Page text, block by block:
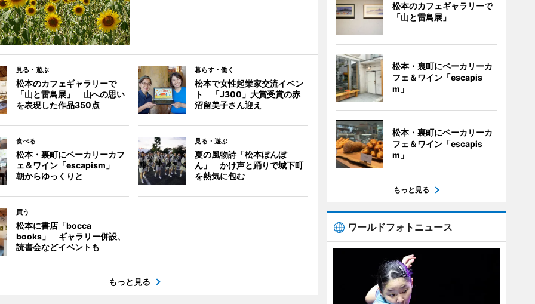
見る・遊ぶ
松本のカフェギャラリーで
「山と雷鳥展」 山への思い
を表現した作品350点
暮らす・働く
松本で女性起業家交流イベン
ト 「J300」大賞受賞の赤
沼留美子さん迎え
食べる
松本・裏町にベーカリーカフ
ェ＆ワイン「escapism」
朝からゆっくりと
見る・遊ぶ
夏の風物詩「松本ぼんぼ
ん」 かけ声と踊りで城下町
を熱気に包む
買う
松本に書店「bocca
books」 ギャラリー併設、
読書会などイベントも
もっと見る
松本のカフェギャラリーで
「山と雷鳥展」
松本・裏町にベーカリーカ
フェ＆ワイン「escapis
m」
松本・裏町にベーカリーカ
フェ＆ワイン「escapis
m」
もっと見る
ワールドフォトニュース